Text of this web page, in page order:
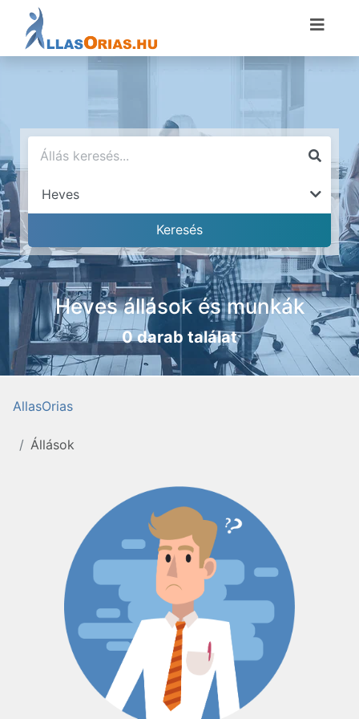
Heves állások és munkák
0 darab találat
AllasOrias
Állások